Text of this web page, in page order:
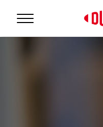
Personal Protection